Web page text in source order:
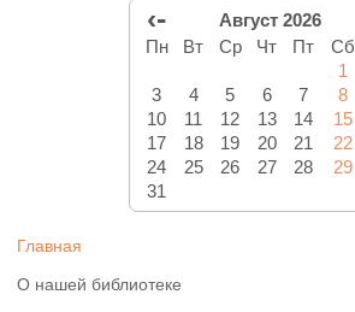
‹- Август 2026
Пн Вт Ср Чт Пт Сб
1
3
4 5 6 7 8
10
11 12 13 14 15
17
18 19 20 21 22
24
25 26 27 28 29
31
Главная
О нашей библиотеке